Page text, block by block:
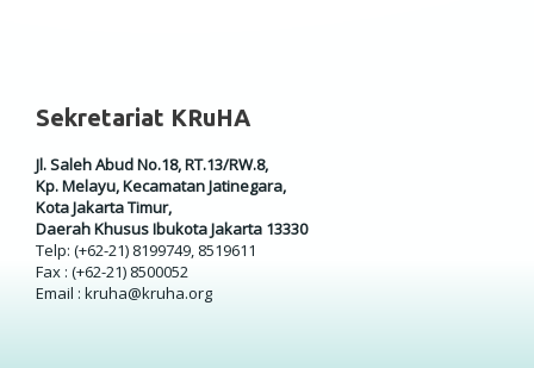
Sekretariat KRuHA
Jl. Saleh Abud No.18, RT.13/RW.8,
Kp. Melayu, Kecamatan Jatinegara,
Kota Jakarta Timur,
Daerah Khusus Ibukota Jakarta 13330
Telp: (+62-21) 8199749, 8519611
Fax : (+62-21) 8500052
Email : kruha@kruha.org